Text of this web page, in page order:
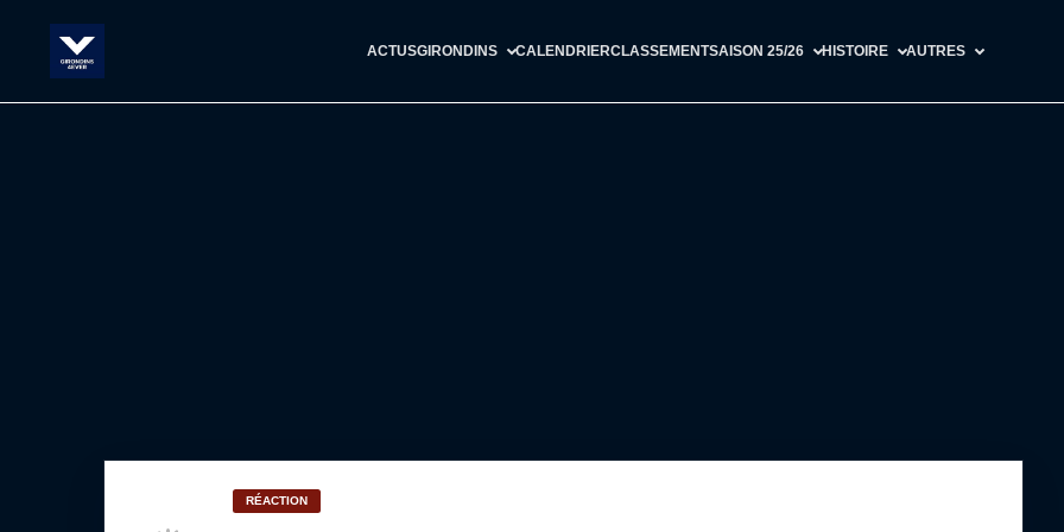
ACTUSGIRONDINS CALENDRIERCLASSEMENTSAISON 25/26 HISTOIRE AUTRES
RÉACTION